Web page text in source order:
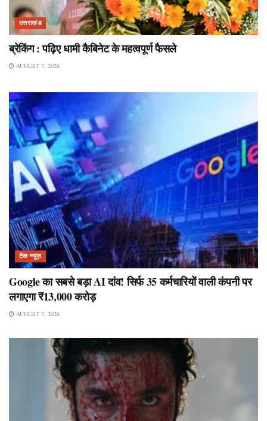
उत्तराखंड
ब्रेकिंग : पढ़िए धामी कैबिनेट के महत्वपूर्ण फैसले
AUGUST 7, 2026
टेक न्यूज़
Google का सबसे बड़ा AI दांव! सिर्फ 35 कर्मचारियों वाली कंपनी पर
लगाएगा ₹13,000 करोड़
AUGUST 7, 2026